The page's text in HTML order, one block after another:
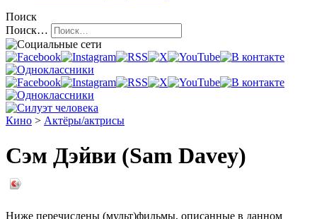
Поиск
Поиск…
Кино > Актёры/актрисы
Сэм Дэйви (Sam Davey)
Ниже перечислены (мульт)фильмы, описанные в данном